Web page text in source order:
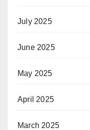
July 2025
June 2025
May 2025
April 2025
March 2025